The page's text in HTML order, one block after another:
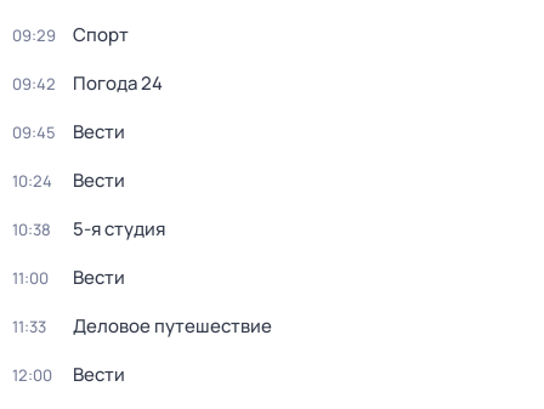
09:29 Спорт
09:42 Погода 24
09:45 Вести
10:24 Вести
10:38 5-я студия
11:00 Вести
11:33 Деловое путешествие
12:00 Вести